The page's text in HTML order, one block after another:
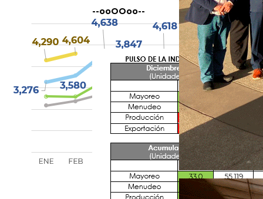
--ooOOoo--